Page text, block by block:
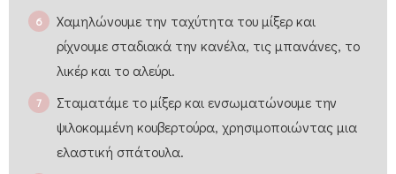
Χαμηλώνουμε την ταχύτητα του μίξερ και
ρίχνουμε σταδιακά την κανέλα, τις μπανάνες, το
λικέρ και το αλεύρι.
Σταματάμε το μίξερ και ενσωματώνουμε την
ψιλοκομμένη κουβερτούρα, χρησιμοποιώντας μια
ελαστική σπάτουλα.